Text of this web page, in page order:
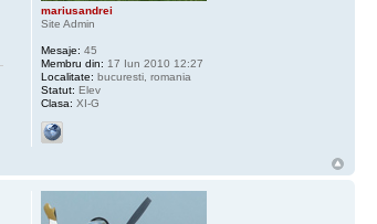
mariusandrei
Site Admin
Mesaje: 45
Membru din: 17 Iun 2010 12:27
Localitate: bucuresti, romania
Statut: Elev
Clasa: XI-G